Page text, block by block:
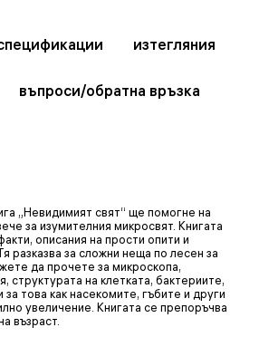
изтегляния
въпроси/обратна връзка
„Невидимият свят“ ще помогне на
за изумителния микросвят. Книгата
описания на прости опити и
разказва за сложни неща по лесен за
да прочете за микроскопа,
структурата на клетката, бактериите,
за това как насекомите, гъбите и други
увеличение. Книгата се препоръчва
възраст.